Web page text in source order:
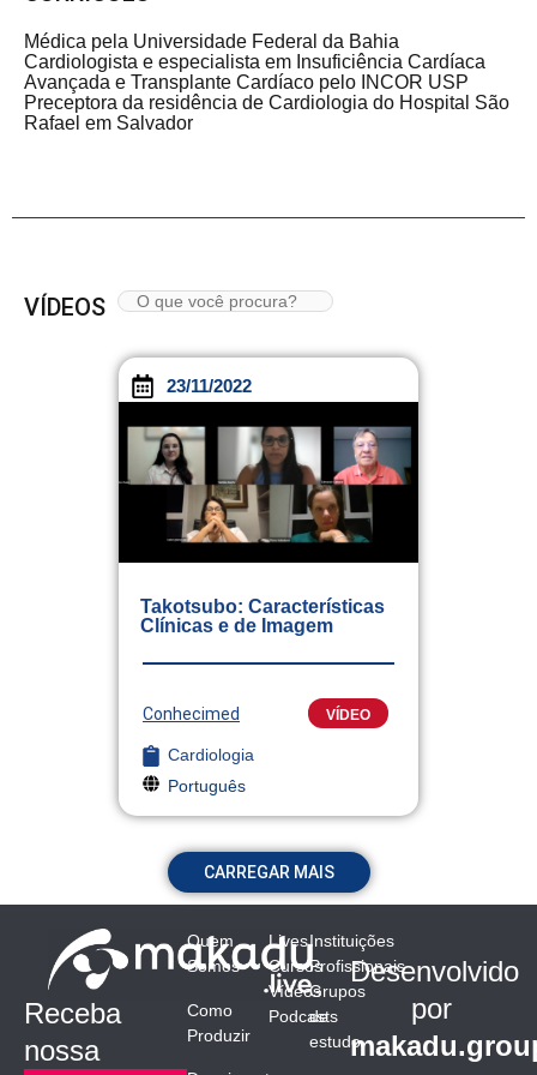
Médica pela Universidade Federal da Bahia
Cardiologista e especialista em Insuficiência Cardíaca
Avançada e Transplante Cardíaco pelo INCOR USP
Preceptora da residência de Cardiologia do Hospital São
Rafael em Salvador
VÍDEOS
23/11/2022
Takotsubo: Características
Clínicas e de Imagem
Conhecimed VÍDEO
Cardiologia
Português
CARREGAR MAIS
Receba
nossa
Quem
Somos
Como
Produzir
Lives
Cursos
Vídeos
Podcasts
Instituições
Profissionais
Grupos
de
estudo
Desenvolvido
por